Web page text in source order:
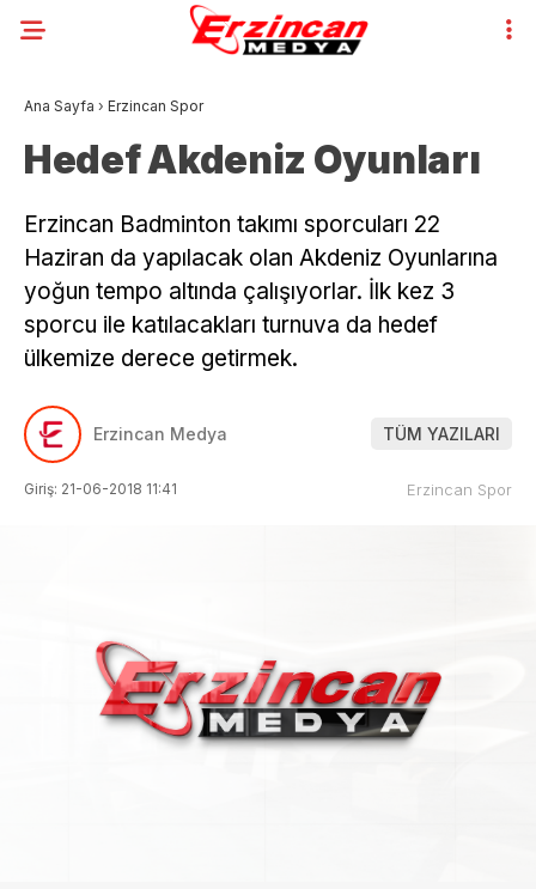
Ana Sayfa › Erzincan Spor
Hedef Akdeniz Oyunları
Erzincan Badminton takımı sporcuları 22
Haziran da yapılacak olan Akdeniz Oyunlarına
yoğun tempo altında çalışıyorlar. İlk kez 3
sporcu ile katılacakları turnuva da hedef
ülkemize derece getirmek.
Erzincan Medya TÜM YAZILARI
Giriş: 21-06-2018 11:41 Erzincan Spor